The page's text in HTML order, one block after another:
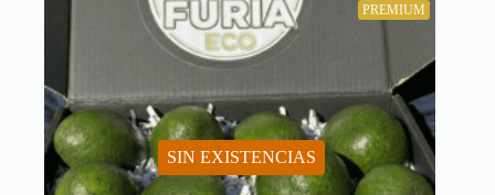
SIN EXISTENCIAS
PREMIUM